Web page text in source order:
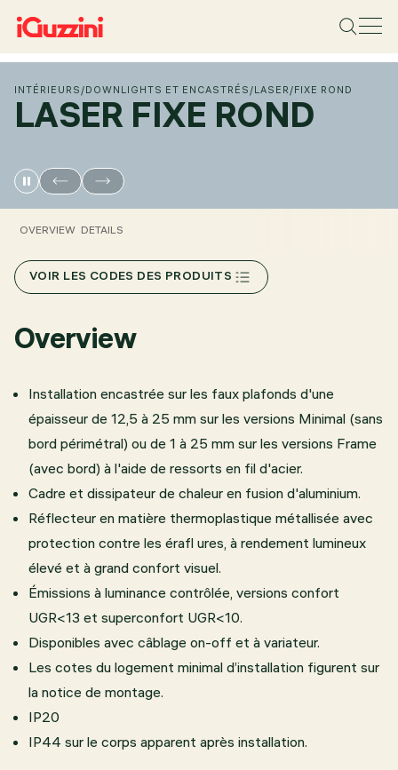
INTÉRIEURS /DOWNLIGHTS ET ENCASTRÉS /LASER /FIXE ROND
LASER FIXE ROND
OVERVIEW DETAILS
VOIR LES CODES DES PRODUITS
Overview
Installation encastrée sur les faux plafonds d'une
épaisseur de 12,5 à 25 mm sur les versions Minimal (sans
bord périmétral) ou de 1 à 25 mm sur les versions Frame
(avec bord) à l'aide de ressorts en fil d'acier.
Cadre et dissipateur de chaleur en fusion d'aluminium.
Réflecteur en matière thermoplastique métallisée avec
protection contre les érafl ures, à rendement lumineux
élevé et à grand confort visuel.
Émissions à luminance contrôlée, versions confort
UGR<13 et superconfort UGR<10.
Disponibles avec câblage on-off et à variateur.
Les cotes du logement minimal d’installation figurent sur
la notice de montage.
IP20
IP44 sur le corps apparent après installation.